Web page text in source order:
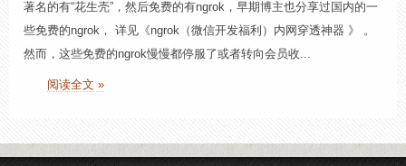
著名的有“花生壳”，然后免费的有ngrok，早期博主也分享过国内的一
些免费的ngrok， 详见《ngrok（微信开发福利）内网穿透神器 》 。
然而，这些免费的ngrok慢慢都停服了或者转向会员收...
阅读全文 »